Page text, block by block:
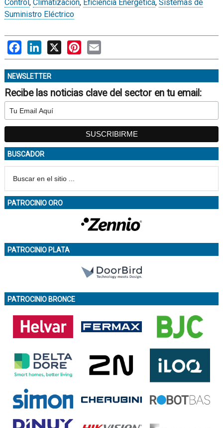
Control , Climatización, Eficiencia Energética, Sistemas de
Suministro Eléctrico
FacebookLinkedIn
X PinterestEmail
NEWSLETTER
Recibe las noticias clave del sector en tu email:
BUSCADOR
PATROCINIO ORO
PATROCINIO PLATA
PATROCINIO BRONCE